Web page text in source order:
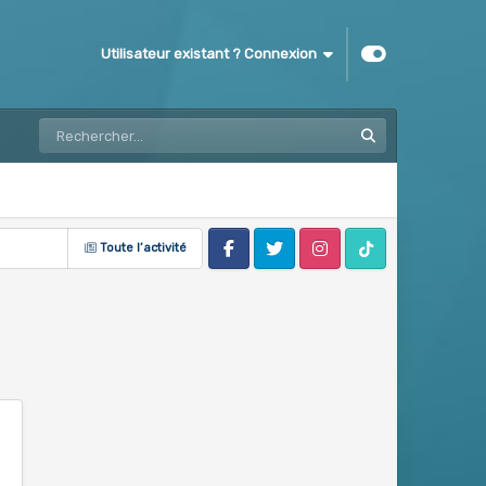
Utilisateur existant ? Connexion
Toute l’activité
FacebookTwitter InstagramTik Tok